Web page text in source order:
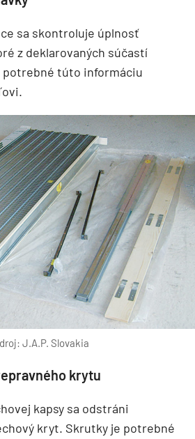
sa skontroluje úplnosť
z deklarovaných súčastí
potrebné túto informáciu
J.A.P. Slovakia
krytu
kapsy sa odstráni
kryt. Skrutky je potrebné